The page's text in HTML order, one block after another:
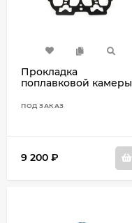
Прокладка
поплавковой камеры
ПОД ЗАКАЗ
9 200 ₽